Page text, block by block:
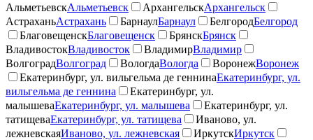
АльметьевскАльметьевск АрхангельскАрхангельск
АстраханьАстрахань БарнаулБарнаул БелгородБелгород
БлаговещенскБлаговещенск БрянскБрянск
ВладивостокВладивосток ВладимирВладимир
ВолгоградВолгоград ВологдаВологда ВоронежВоронеж
Екатеринбург, ул. вильгельма де геннинаЕкатеринбург, ул.
вильгельма де геннина
Екатеринбург, ул.
малышеваЕкатеринбург, ул. малышева
Екатеринбург, ул.
татищеваЕкатеринбург, ул. татищева
Иваново, ул.
лежневскаяИваново, ул. лежневская ИркутскИркутск